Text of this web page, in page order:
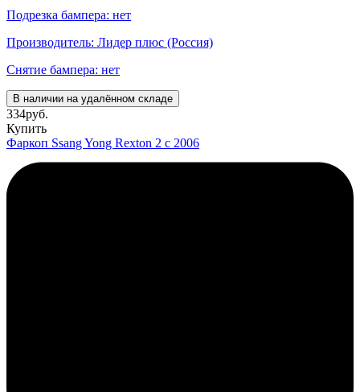
Подрезка бампера: нет
Производитель: Лидер плюс (Россия)
Снятие бампера: нет
В наличии на удалённом складе
334руб.
Купить
Фаркоп Ssang Yong Rexton 2 с 2006